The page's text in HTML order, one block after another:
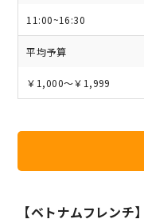
11:00~16:30
平均予算
￥1,000～￥1,999
【ベトナムフレン